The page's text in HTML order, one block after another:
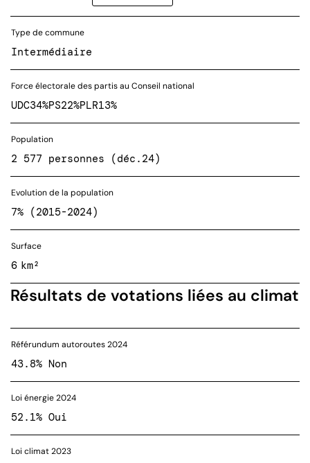
Type de commune
Intermédiaire
Force électorale des partis au Conseil national
UDC34%PS22%PLR13%
Population
2 577 personnes (déc.24)
Evolution de la population
7% (2015-2024)
Surface
6 km²
Résultats de votations liées au climat
Référundum autoroutes 2024
43.8% Non
Loi énergie 2024
52.1% Oui
Loi climat 2023